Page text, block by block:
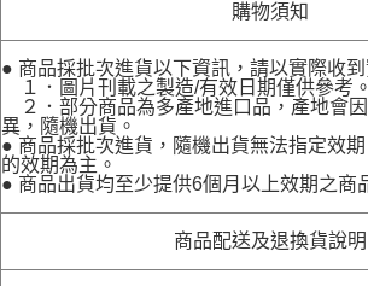
購物須知
● 商品採批次進貨以下資訊，請以實際收到
１．圖片刊載之製造/有效日期僅供參考。
２．部分商品為多產地進口品，產地會
異，隨機出貨。
● 商品採批次進貨，隨機出貨無法指定效
的效期為主。
● 商品出貨均至少提供6個月以上效期之商
商品配送及退換貨說明